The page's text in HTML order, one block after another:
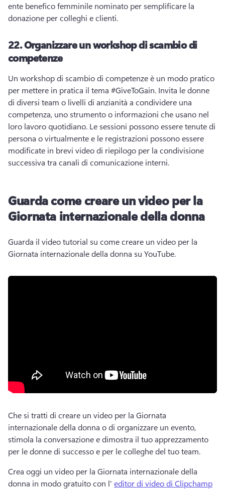
ente benefico femminile nominato per semplificare la
donazione per colleghi e clienti.
22.Organizzare un workshop di scambio di
competenze
Un workshop di scambio di competenze è un modo pratico
per mettere in pratica il tema #GiveToGain. Invita le donne
di diversi team o livelli di anzianità a condividere una
competenza, uno strumento o informazioni che usano nel
loro lavoro quotidiano. Le sessioni possono essere tenute di
persona o virtualmente e le registrazioni possono essere
modificate in brevi video di riepilogo per la condivisione
successiva tra canali di comunicazione interni.
Guarda come creare un video per la
Giornata internazionale della donna
Guarda il video tutorial su come creare un video per la
Giornata internazionale della donna su YouTube.
Che si tratti di creare un video per la Giornata
internazionale della donna o di organizzare un evento,
stimola la conversazione e dimostra il tuo apprezzamento
per le donne di successo e per le colleghe del tuo team.
Crea oggi un video per la Giornata internazionale della
donna in modo gratuito con l' editor di video di Clipchamp